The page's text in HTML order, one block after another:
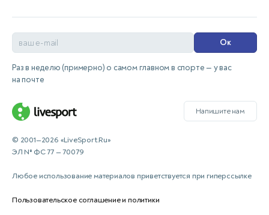
Ок
Раз в неделю (примерно) о самом главном в спорте — у вас
на почте
Напишите нам
© 2001—2026 «LiveSport.Ru»
ЭЛ № ФС 77 — 70079
Любое использование материалов приветствуется при гиперссылке
Пользовательское соглашение и политики